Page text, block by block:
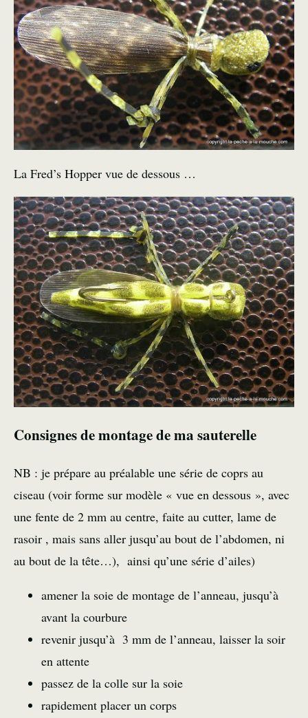
La Fred’s Hopper vue de dessous …
Consignes de montage de ma sauterelle
NB : je prépare au préalable une série de coprs au
ciseau (voir forme sur modèle « vue en dessous », avec
une fente de 2 mm au centre, faite au cutter, lame de
rasoir , mais sans aller jusqu’au bout de l’abdomen, ni
au bout de la tête…), ainsi qu’une série d’ailes)
amener la soie de montage de l’anneau, jusqu’à
avant la courbure
revenir jusqu’à 3 mm de l’anneau, laisser la soir
en attente
passez de la colle sur la soie
rapidement placer un corps